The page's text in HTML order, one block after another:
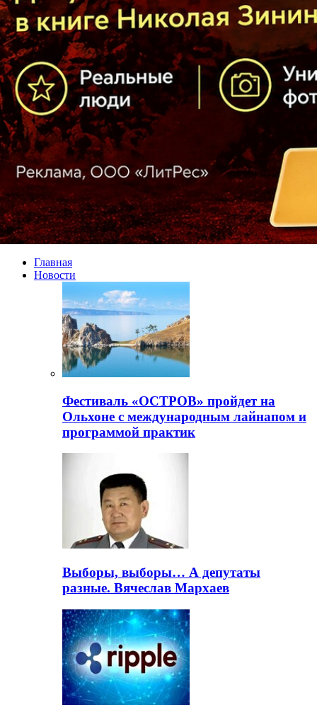
Главная
Новости
Фестиваль «ОСТРОВ» пройдет на
Ольхоне с международным лайнапом и
программой практик
Выборы, выборы… А депутаты
разные. Вячеслав Мархаев